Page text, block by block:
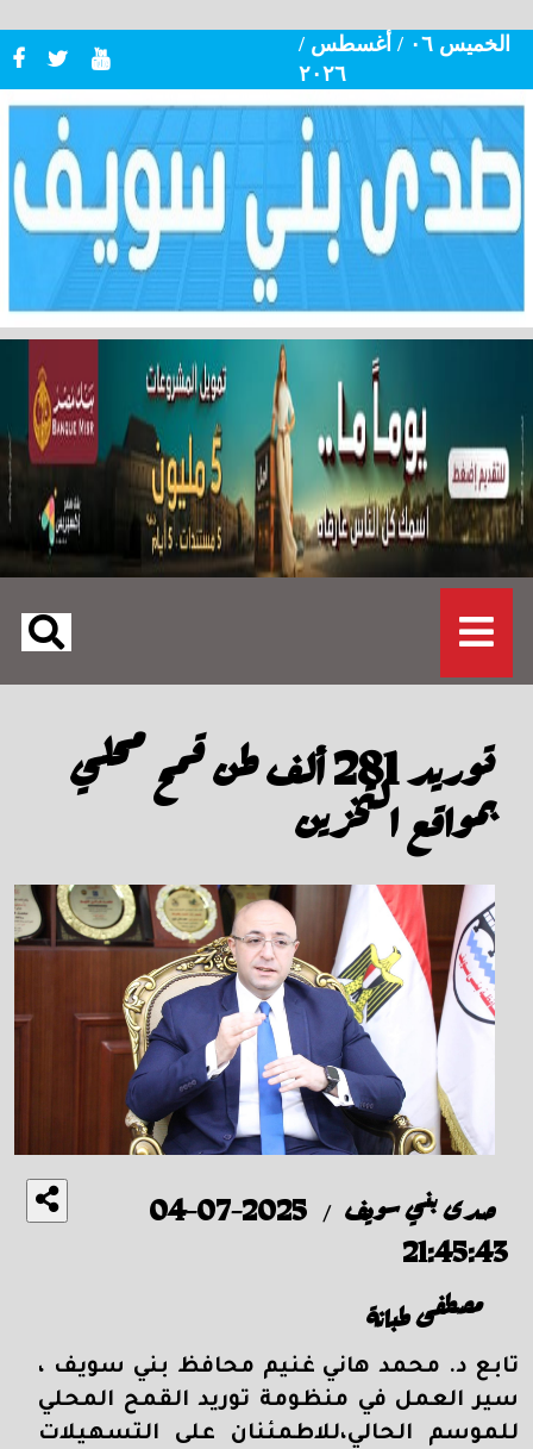
الخميس ٠٦ / أغسطس /
٢٠٢٦
توريد 281 ألف طن قمح محلي
بمواقع التخزين
صدى بني سويف /
2025-07-04
21:45:43
مصطفى طبانة
تابع د. محمد هاني غنيم محافظ بني سويف ،
سير العمل في منظومة توريد القمح المحلي
للموسم الحالي،للاطمئنان على التسهيلات